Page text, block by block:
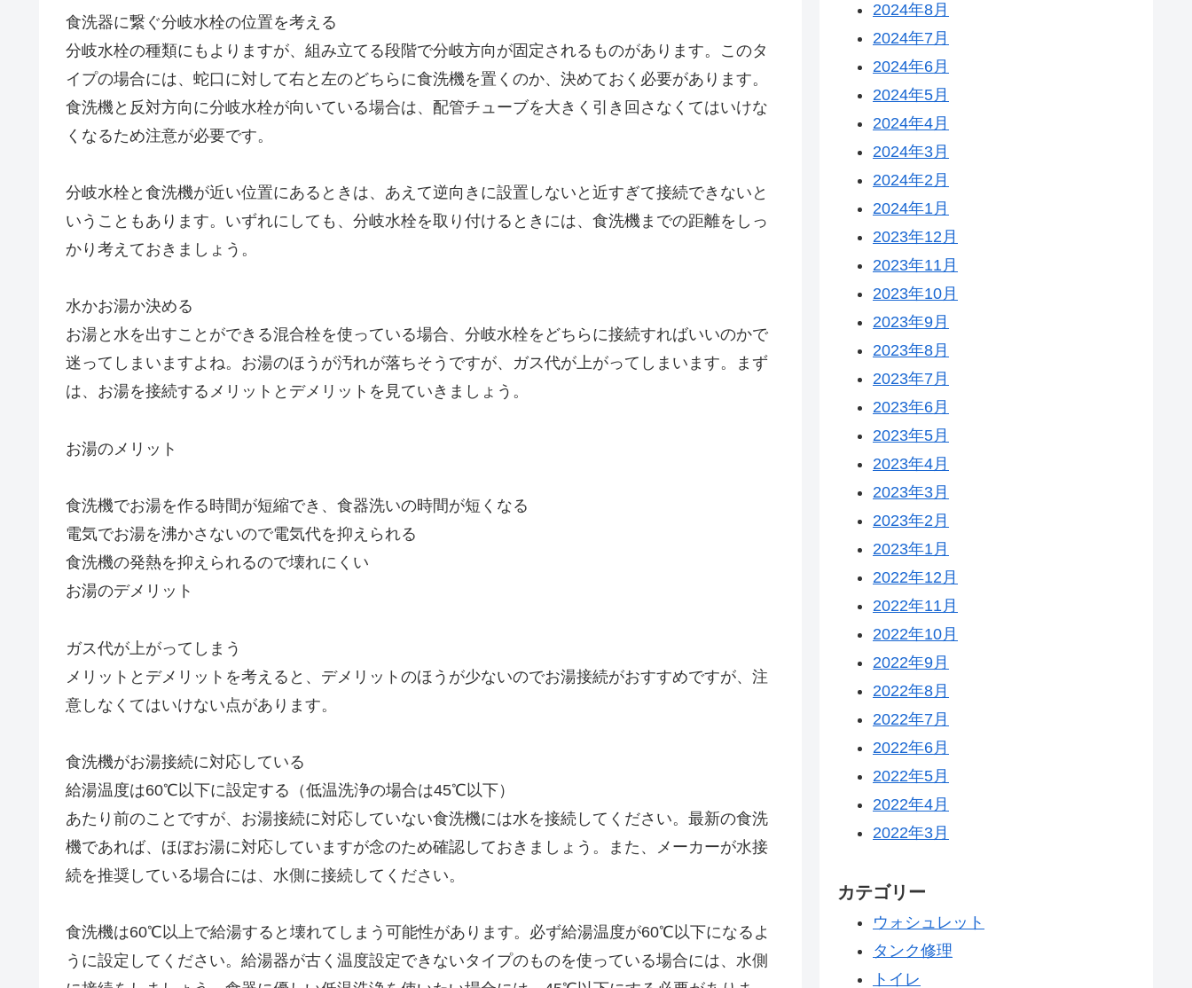
食洗器に繋ぐ分岐水栓の位置を考える
分岐水栓の種類にもよりますが、組み立てる段階で分岐方向が固定されるものがあります。このタ
イプの場合には、蛇口に対して右と左のどちらに食洗機を置くのか、決めておく必要があります。
食洗機と反対方向に分岐水栓が向いている場合は、配管チューブを大きく引き回さなくてはいけな
くなるため注意が必要です。
分岐水栓と食洗機が近い位置にあるときは、あえて逆向きに設置しないと近すぎて接続できないと
いうこともあります。いずれにしても、分岐水栓を取り付けるときには、食洗機までの距離をしっ
かり考えておきましょう。
水かお湯か決める
お湯と水を出すことができる混合栓を使っている場合、分岐水栓をどちらに接続すればいいのかで
迷ってしまいますよね。お湯のほうが汚れが落ちそうですが、ガス代が上がってしまいます。まず
は、お湯を接続するメリットとデメリットを見ていきましょう。
お湯のメリット
食洗機でお湯を作る時間が短縮でき、食器洗いの時間が短くなる
電気でお湯を沸かさないので電気代を抑えられる
食洗機の発熱を抑えられるので壊れにくい
お湯のデメリット
ガス代が上がってしまう
メリットとデメリットを考えると、デメリットのほうが少ないのでお湯接続がおすすめですが、注
意しなくてはいけない点があります。
食洗機がお湯接続に対応している
給湯温度は60℃以下に設定する（低温洗浄の場合は45℃以下）
あたり前のことですが、お湯接続に対応していない食洗機には水を接続してください。最新の食洗
機であれば、ほぼお湯に対応していますが念のため確認しておきましょう。また、メーカーが水接
続を推奨している場合には、水側に接続してください。
食洗機は60℃以上で給湯すると壊れてしまう可能性があります。必ず給湯温度が60℃以下になるよ
うに設定してください。給湯器が古く温度設定できないタイプのものを使っている場合には、水側
2024年8月
2024年7月
2024年6月
2024年5月
2024年4月
2024年3月
2024年2月
2024年1月
2023年12月
2023年11月
2023年10月
2023年9月
2023年8月
2023年7月
2023年6月
2023年5月
2023年4月
2023年3月
2023年2月
2023年1月
2022年12月
2022年11月
2022年10月
2022年9月
2022年8月
2022年7月
2022年6月
2022年5月
2022年4月
2022年3月
カテゴリー
ウォシュレット
タンク修理
トイレ